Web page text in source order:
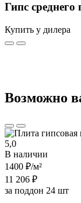
Гипс среднего
Купить у дилера
Возможно
5,0
В наличии
1400 ₽/м²
11 206 ₽
за поддон 24 шт